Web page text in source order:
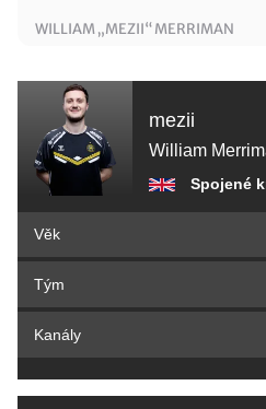
WILLIAM „MEZII“ MERRIMAN
mezii
William
Spojené
Věk
Tým
Kanály